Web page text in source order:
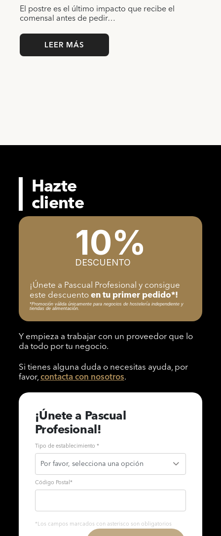
El postre es el último impacto que recibe el
comensal antes de pedir…
LEER MÁS
Hazte
cliente
10%
DESCUENTO
¡Únete a Pascual Profesional y consigue
este descuentoen tu primer pedido*!
*Promoción válida únicamente para negocios de hostelería independiente y
tiendas de alimentación.
Y empieza a trabajar con un proveedor que lo
da todo por tu negocio.
Si tienes alguna duda o necesitas ayuda, por
favor, contacta con nosotros.
¡Únete a Pascual
Profesional!
Tipo de establecimiento *
Código Postal*
*Los campos marcados con asterisco son obligatorios